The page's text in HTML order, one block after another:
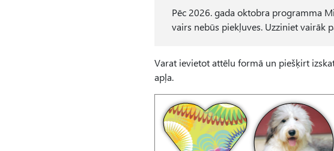
Pēc 2026. gada oktobra programma
vairs nebūs piekļuves. Uzziniet vairāk
Varat ievietot attēlu formā un piešķirt
apļa.